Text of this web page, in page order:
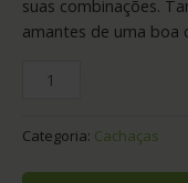
suas combinações.
amantes de uma boa
Categoria: Cachaças